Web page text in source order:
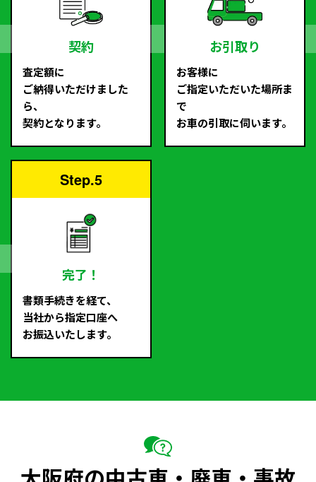
契約
査定額に
ご納得いただけました
ら、
契約となります。
お引取り
お客様に
ご指定いただいた場所ま
で
お車の引取に伺います。
Step.5
完了！
書類手続きを経て、
当社から指定口座へ
お振込いたします。